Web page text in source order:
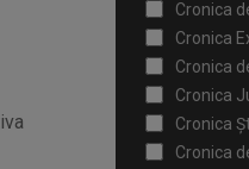
Cronica
Cronica
Cronica
Cronica
Cronica
Cronica